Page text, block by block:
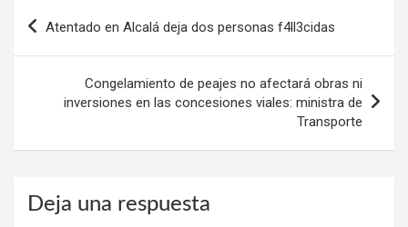
Atentado en Alcalá deja dos personas f4ll3cidas
Congelamiento de peajes no afectará obras ni
inversiones en las concesiones viales: ministra de
Transporte
Deja una respuesta